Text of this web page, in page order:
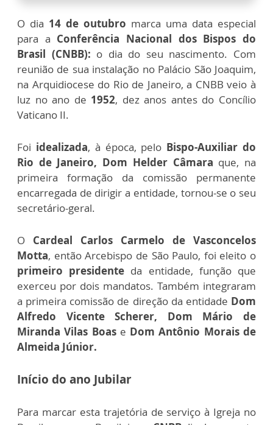
O dia 14 de outubro marca uma data especial
para a Conferência Nacional dos Bispos do
Brasil (CNBB): o dia do seu nascimento. Com
reunião de sua instalação no Palácio São Joaquim,
na Arquidiocese do Rio de Janeiro, a CNBB veio à
luz no ano de 1952, dez anos antes do Concílio
Vaticano II.
Foi idealizada, à época, pelo Bispo-Auxiliar do
Rio de Janeiro, Dom Helder Câmara que, na
primeira formação da comissão permanente
encarregada de dirigir a entidade, tornou-se o seu
secretário-geral.
O Cardeal Carlos Carmelo de Vasconcelos
Motta, então Arcebispo de São Paulo, foi eleito o
primeiro presidente da entidade, função que
exerceu por dois mandatos. Também integraram
a primeira comissão de direção da entidade Dom
Alfredo Vicente Scherer, Dom Mário de
Miranda Vilas Boas e Dom Antônio Morais de
Almeida Júnior.
Início do ano Jubilar
Para marcar esta trajetória de serviço à Igreja no